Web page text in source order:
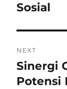
Sosial
NEXT
Next
post:
Sinergi
Potensi